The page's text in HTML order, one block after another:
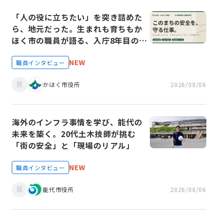
「人の役に立ちたい」を突き詰めた
ら、地元だった。生まれも育ちもか
ほく市の職員が語る、入庁8年目のリ
職員インタビュー NEW
かほく市役所 2026/08/06
海外のインフラ事情を学び、能代の
未来を築く。20代土木技師が挑む
「街の安全」と「現場のリアル」
職員インタビュー NEW
能代市役所 2026/08/06